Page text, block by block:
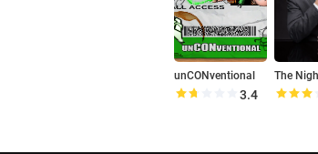
unCONventional
3.4